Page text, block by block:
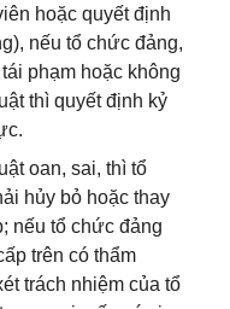
hoặc quyết định
nếu tổ chức đảng,
phạm hoặc không
thì quyết định kỷ
oan, sai, thì tổ
hủy bỏ hoặc thay
nếu tổ chức đảng
trên có thẩm
trách nhiệm của tổ